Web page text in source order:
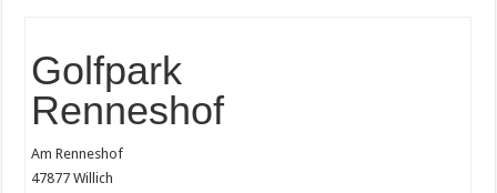
Golfpark
Renneshof
Am Renneshof
47877 Willich